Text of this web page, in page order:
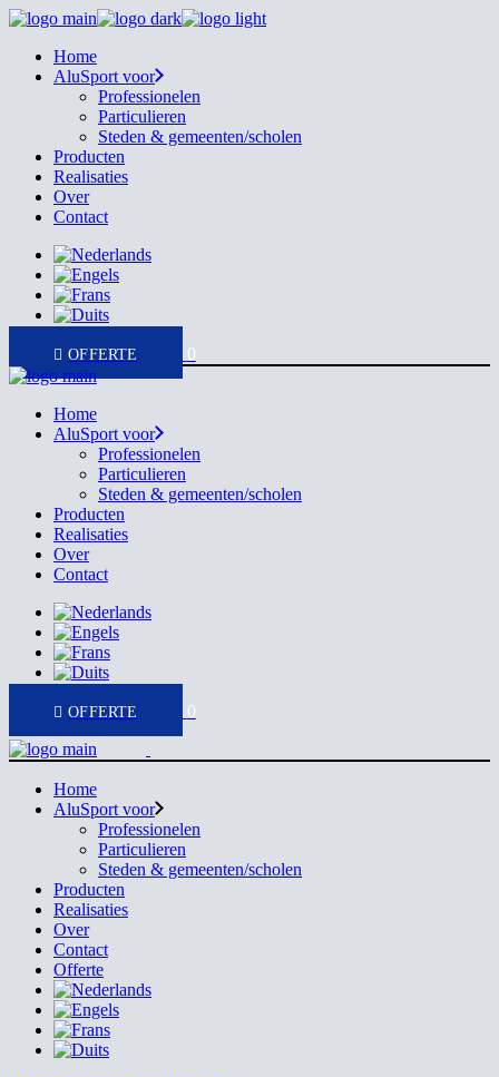
Skip
content
Home
AluSport voor
Professionelen
Particulieren
Steden & gemeenten/scholen
Producten
Realisaties
Over
Contact
0
Home
AluSport voor
Professionelen
Particulieren
Steden & gemeenten/scholen
Producten
Realisaties
Over
Contact
0
Home
AluSport voor
Professionelen
Particulieren
Steden & gemeenten/scholen
Producten
Realisaties
Over
Contact
Offerte